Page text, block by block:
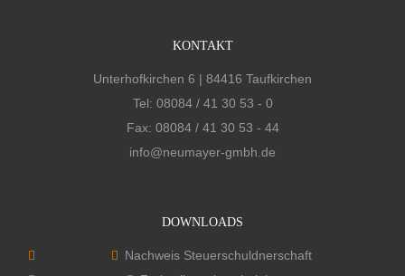
KONTAKT
Unterhofkirchen 6 | 84416 Taufkirchen
Tel: 08084 / 41 30 53 - 0
Fax: 08084 / 41 30 53 - 44
info@neumayer-gmbh.de
DOWNLOADS
Nachweis Steuerschuldnerschaft